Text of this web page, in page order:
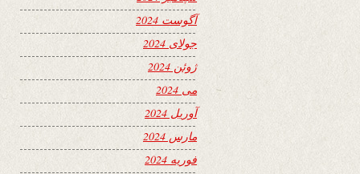
آگوست 2024
جولای 2024
ژوئن 2024
می 2024
آوریل 2024
مارس 2024
فوریه 2024